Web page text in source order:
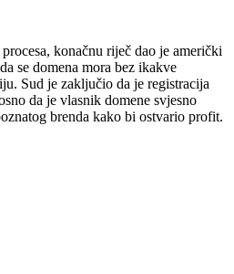
konačnu riječ dao je američki
se domena mora bez ikakve
Sud je zaključio da je registracija
da je vlasnik domene svjesno
brenda kako bi ostvario profit.